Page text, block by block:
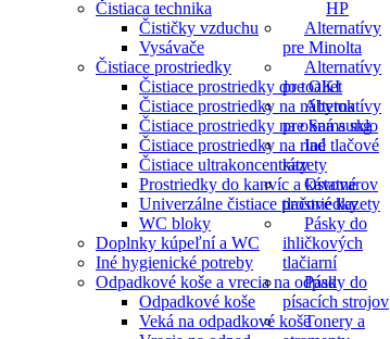
HP
Alternatívy
pre Minolta
Alternatívy
pre OKI
Alternatívy
pre Samsung
Iné tlačové
kazety
Ostatné
tlačové kazety
Pásky do
ihličkových
tlačiarní
Pásky do
písacích strojov
Tonery a
Čistiaca technika
Čističky vzduchu
Vysávače
Čistiace prostriedky
Čistiace prostriedky do toaliet
Čistiace prostriedky na nábytok
Čistiace prostriedky na okná a sklo
Čistiace prostriedky na riad
Čistiace ultrakoncentráty
Prostriedky do kanvíc a kávovarov
Univerzálne čistiace prostriedky
WC bloky
Doplnky kúpeľní a WC
Iné hygienické potreby
Odpadkové koše a vrecia na odpad
Odpadkové koše
Veká na odpadkové koše